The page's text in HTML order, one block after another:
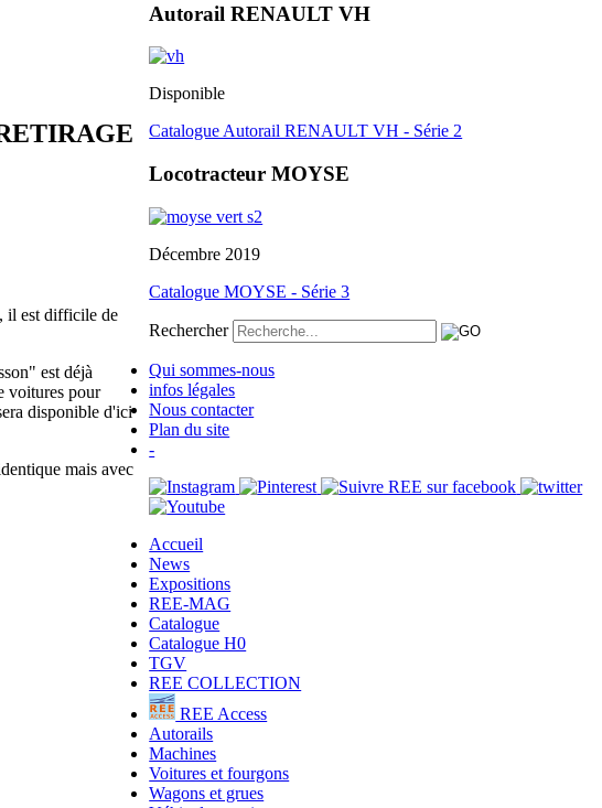
il est difficile de
est déjà
voitures pour
disponible d'ici
mais avec
Autorail RENAULT VH
Disponible
Catalogue Autorail RENAULT VH - Série 2
Locotracteur MOYSE
Décembre 2019
Catalogue MOYSE - Série 3
Rechercher
Qui sommes-nous
infos légales
Nous contacter
Plan du site
-
Accueil
News
Expositions
REE-MAG
Catalogue
Catalogue H0
TGV
REE COLLECTION
REE Access
Autorails
Machines
Voitures et fourgons
Wagons et grues